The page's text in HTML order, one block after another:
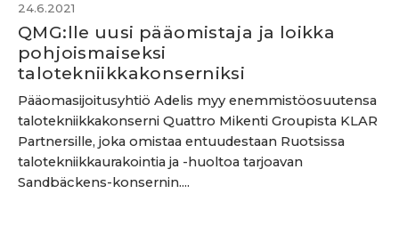
24.6.2021
QMG:lle uusi pääomistaja ja loikka
pohjoismaiseksi
talotekniikkakonserniksi
Pääomasijoitusyhtiö Adelis myy enemmistöosuutensa
talotekniikkakonserni Quattro Mikenti Groupista KLAR
Partnersille, joka omistaa entuudestaan Ruotsissa
talotekniikkaurakointia ja -huoltoa tarjoavan
Sandbäckens-konsernin....